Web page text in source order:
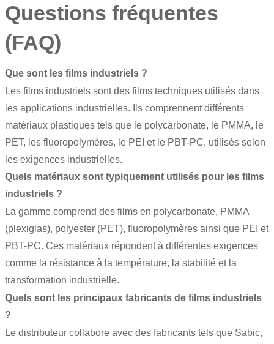
Questions fréquentes
(FAQ)
Que sont les films industriels ?
Les films industriels sont des films techniques utilisés dans
les applications industrielles. Ils comprennent différents
matériaux plastiques tels que le polycarbonate, le PMMA, le
PET, les fluoropolymères, le PEI et le PBT-PC, utilisés selon
les exigences industrielles.
Quels matériaux sont typiquement utilisés pour les films
industriels ?
La gamme comprend des films en polycarbonate, PMMA
(plexiglas), polyester (PET), fluoropolymères ainsi que PEI et
PBT-PC. Ces matériaux répondent à différentes exigences
comme la résistance à la température, la stabilité et la
transformation industrielle.
Quels sont les principaux fabricants de films industriels
?
Le distributeur collabore avec des fabricants tels que Sabic,